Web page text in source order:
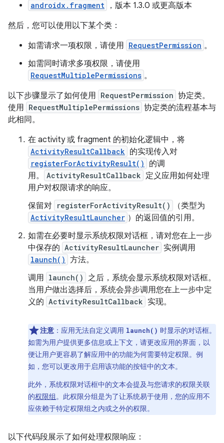
androidx.fragment
，版本 1.3.0 或更高版本
然后，您可以使用以下某个类：
如需请求一项权限，请使用 RequestPermission 。
如需同时请求多项权限，请使用
RequestMultiplePermissions 。
以下步骤显示了如何使用 RequestPermission 协定类。
使用 RequestMultiplePermissions 协定类的流程基本与
此相同。
在 activity 或 fragment 的初始化逻辑中，将
ActivityResultCallback 的实现传入对
registerForActivityResult()
的调
用。
ActivityResultCallback 定义应用如何处理
用户对权限请求的响应。
保留对 registerForActivityResult() （类型为
ActivityResultLauncher ）的返回值的引用。
如需在必要时显示系统权限对话框，请对您在上一步
中保存的 ActivityResultLauncher 实例调用
launch() 方法。
调用 launch() 之后，系统会显示系统权限对话框。
当用户做出选择后，系统会异步调用您在上一步中定
义的 ActivityResultCallback 实现。
注意 ：应用无法自定义调用 launch() 时显示的对话框。
如需为用户提供更多信息或上下文，请更改应用的界面，以
便让用户更容易了解应用中的功能为何需要特定权限。例
如，您可以更改用于启用该功能的按钮中的文本。
此外，系统权限对话框中的文本会提及与您请求的权限关联
的权限组。此权限分组是为了让系统易于使用，您的应用不
应依赖于特定权限组之内或之外的权限。
以下代码段展示了如何处理权限响应：